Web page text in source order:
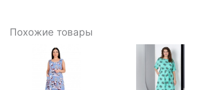
Похожие товары